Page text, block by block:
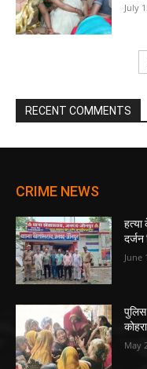
July
RECENT COMMENTS
CRIME NEWS
दर्जन
June
May